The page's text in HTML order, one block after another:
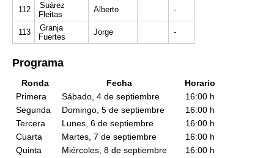
112
Suárez
Fleitas
Alberto -
113
Granja
Fuertes
Jorge -
Programa
Ronda Fecha
Horario
Primera
Sábado, 4 de septiembre
16:00 h
Segunda
Domingo, 5 de septiembre
16:00 h
Tercera
Lunes, 6 de septiembre
16:00 h
Cuarta
Martes, 7 de septiembre
16:00 h
Quinta
Miércoles, 8 de septiembre
16:00 h